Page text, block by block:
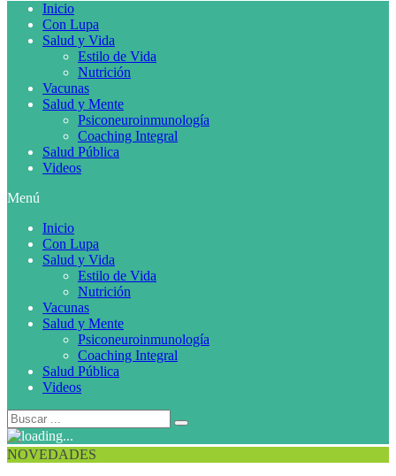
Inicio
Con Lupa
Salud y Vida
Estilo de Vida
Nutrición
Vacunas
Salud y Mente
Psiconeuroinmunología
Coaching Integral
Salud Pública
Videos
Menú
Inicio
Con Lupa
Salud y Vida
Estilo de Vida
Nutrición
Vacunas
Salud y Mente
Psiconeuroinmunología
Coaching Integral
Salud Pública
Videos
NOVEDADES